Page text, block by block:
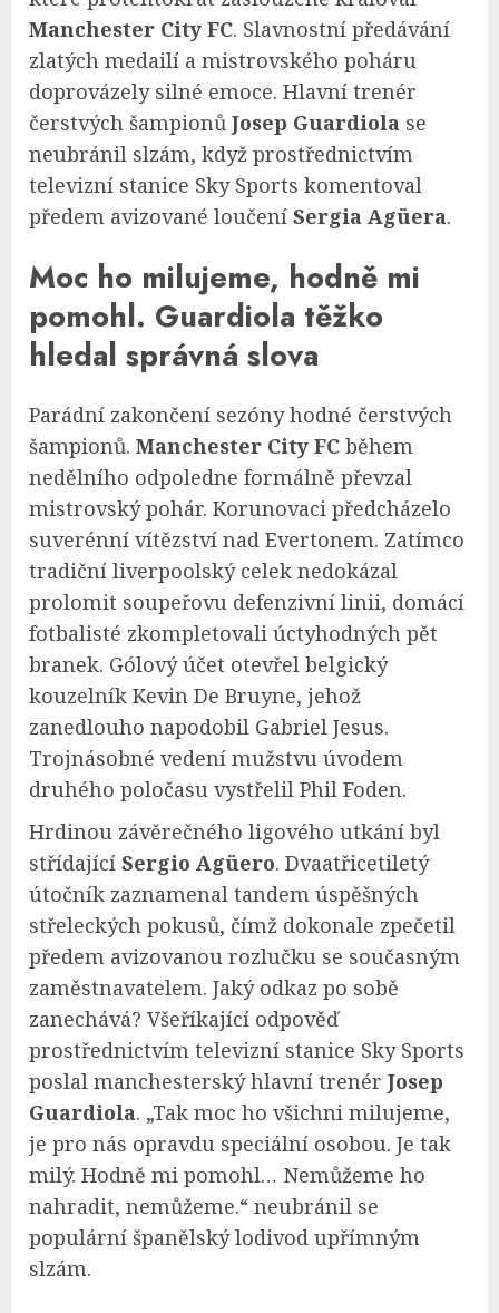
Manchester City FC. Slavnostní předávání
zlatých medailí a mistrovského poháru
doprovázely silné emoce. Hlavní trenér
čerstvých šampionů Josep Guardiola se
neubránil slzám, když prostřednictvím
televizní stanice Sky Sports komentoval
předem avizované loučení Sergia Agüera.
Moc ho milujeme, hodně mi
pomohl. Guardiola těžko
hledal správná slova
Parádní zakončení sezóny hodné čerstvých
šampionů. Manchester City FC během
nedělního odpoledne formálně převzal
mistrovský pohár. Korunovaci předcházelo
suverénní vítězství nad Evertonem. Zatímco
tradiční liverpoolský celek nedokázal
prolomit soupeřovu defenzivní linii, domácí
fotbalisté zkompletovali úctyhodných pět
branek. Gólový účet otevřel belgický
kouzelník Kevin De Bruyne, jehož
zanedlouho napodobil Gabriel Jesus.
Trojnásobné vedení mužstvu úvodem
druhého poločasu vystřelil Phil Foden.
Hrdinou závěrečného ligového utkání byl
střídající Sergio Agüero. Dvaatřicetiletý
útočník zaznamenal tandem úspěšných
střeleckých pokusů, čímž dokonale zpečetil
předem avizovanou rozlučku se současným
zaměstnavatelem. Jaký odkaz po sobě
zanechává? Všeříkající odpověď
prostřednictvím televizní stanice Sky Sports
poslal manchesterský hlavní trenér Josep
Guardiola. „Tak moc ho všichni milujeme,
je pro nás opravdu speciální osobou. Je tak
milý. Hodně mi pomohl… Nemůžeme ho
nahradit, nemůžeme.“ neubránil se
populární španělský lodivod upřímným
slzám.